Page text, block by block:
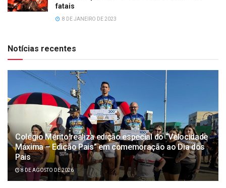
fatais
8 DE JANEIRO DE 2023
Notícias recentes
Colégio Mérito realiza edição especial do “Velocidade
Máxima – Edição Pais” em comemoração ao Dia dos
Pais
8 DE AGOSTO DE 2026